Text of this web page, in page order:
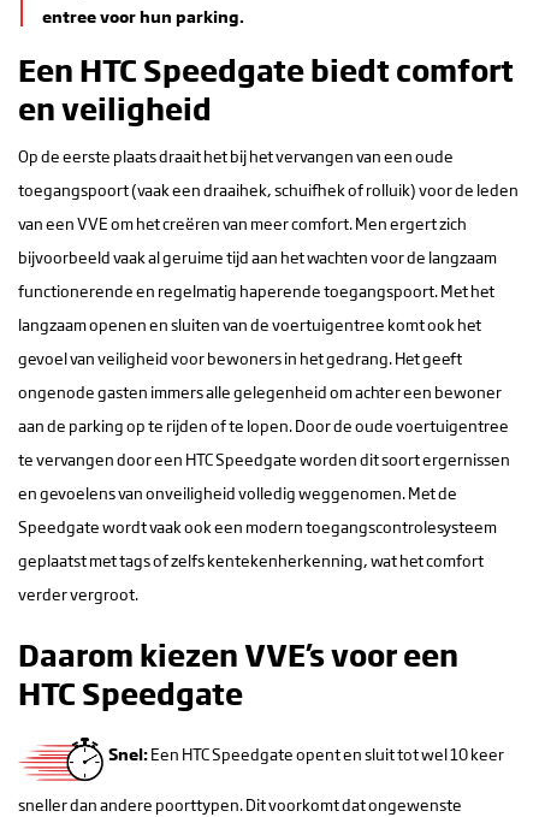
entree voor hun parking.
Een HTC Speedgate biedt comfort
en veiligheid
Op de eerste plaats draait het bij het vervangen van een oude
toegangspoort (vaak een draaihek, schuifhek of rolluik) voor de leden
van een VVE om het creëren van meer comfort. Men ergert zich
bijvoorbeeld vaak al geruime tijd aan het wachten voor de langzaam
functionerende en regelmatig haperende toegangspoort. Met het
langzaam openen en sluiten van de voertuigentree komt ook het
gevoel van veiligheid voor bewoners in het gedrang. Het geeft
ongenode gasten immers alle gelegenheid om achter een bewoner
aan de parking op te rijden of te lopen. Door de oude voertuigentree
te vervangen door een HTC Speedgate worden dit soort ergernissen
en gevoelens van onveiligheid volledig weggenomen. Met de
Speedgate wordt vaak ook een modern toegangscontrolesysteem
geplaatst met tags of zelfs kentekenherkenning, wat het comfort
verder vergroot.
Daarom kiezen VVE’s voor een
HTC Speedgate
Snel:Een HTC Speedgate opent en sluit tot wel 10 keer
sneller dan andere poorttypen. Dit voorkomt dat ongewenste